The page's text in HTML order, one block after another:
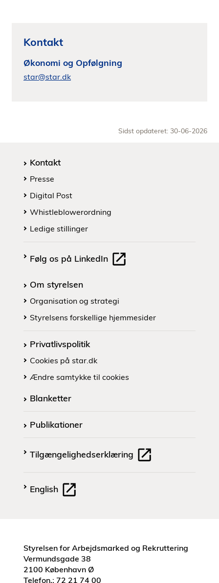
Kontakt
Økonomi og Opfølgning
star@star.dk
Sidst opdateret: 30-06-2026
Kontakt
Presse
Digital Post
Whistleblowerordning
Ledige stillinger
Følg os på LinkedIn
Om styrelsen
Organisation og strategi
Styrelsens forskellige hjemmesider
Privatlivspolitik
Cookies på star.dk
Ændre samtykke til cookies
Blanketter
Publikationer
Tilgængelighedserklæring
English
Styrelsen for Arbejdsmarked og Rekruttering
Vermundsgade 38
2100 København Ø
Telefon.: 72 21 74 00